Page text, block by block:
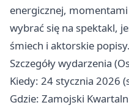
energicznej,
wybrać się na spektakl,
śmiech i aktorskie popisy.
Szczegóły wydarzenia
Kiedy: 24 stycznia 2026
Gdzie: Zamojski